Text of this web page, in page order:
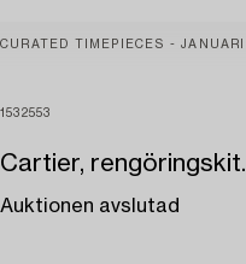
CURATED TIMEPIECES - JANUARI
1532553
Cartier, rengöringskit.
Auktionen avslutad